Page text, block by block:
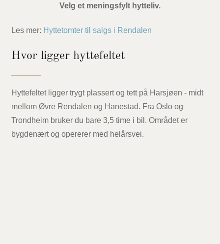
Velg et meningsfylt hytteliv.
Les mer: Hyttetomter til salgs i Rendalen
Hvor ligger hyttefeltet
Hyttefeltet ligger trygt plassert og tett på Harsjøen - midt
mellom Øvre Rendalen og Hanestad. Fra Oslo og
Trondheim bruker du bare 3,5 time i bil. Området er
bygdenært og opererer med helårsvei.